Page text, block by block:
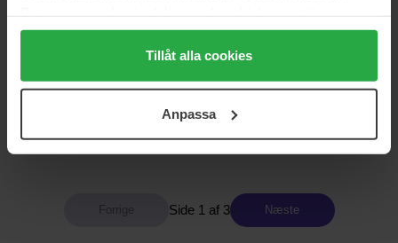
Genom att trycka på "Tillåt alla cookies" accepterar du
alla cookies, medan du under "Detaljer" kan anpassa
användningen av cookies. Du kan när som helst återkalla
samt vår Integritetspolicy.
Tillåt alla cookies
Anpassa
164 kr 261 kr
Hickap
178 kr
Hickap
3 pcs
275 kr
Side 1 af 3 Næste